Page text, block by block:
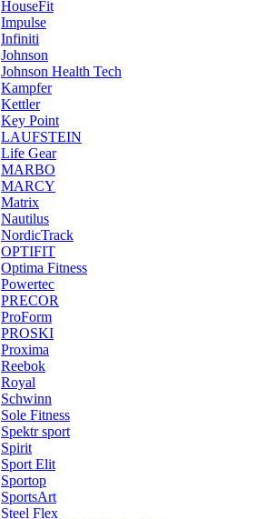
HouseFit
Impulse
Infiniti
Johnson
Johnson Health Tech
Kampfer
Kettler
Key Point
LAUFSTEIN
Life Gear
MARBO
MARCY
Matrix
Nautilus
NordicTrack
OPTIFIT
Optima Fitness
Powertec
PRECOR
ProForm
PROSKI
Proxima
Reebok
Royal
Schwinn
Sole Fitness
Spektr sport
Spirit
Sport Elit
Sportop
SportsArt
Steel Flex